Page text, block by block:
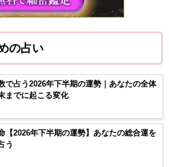
の占い
で占う2026年下半期の運勢｜あなたの全体
までに起こる変化
【2026年下半期の運勢】あなたの総合運を
う